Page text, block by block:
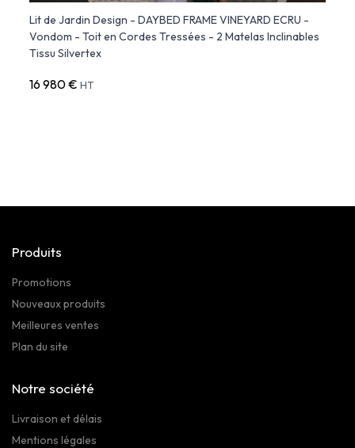
Lit de Jardin Design - DAYBED FRAME VINEYARD ECRU -
Vondom - Toit en Cordes Tressées - 2 Matelas Inclinables
Tissu Silvertex
16 980 € HT
Produits
Promotions
Nouveaux produits
Meilleures ventes
Plan du site
Notre société
Livraison et délais
Mentions légales